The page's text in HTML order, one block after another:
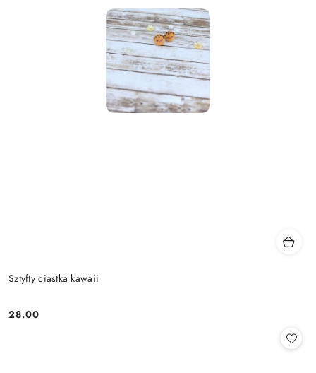
Sztyfty ciastka kawaii
Cena:
28.00